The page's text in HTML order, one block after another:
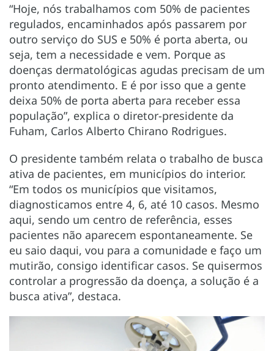
“Hoje, nós trabalhamos com 50% de pacientes
regulados, encaminhados após passarem por
outro serviço do SUS e 50% é porta aberta, ou
seja, tem a necessidade e vem. Porque as
doenças dermatológicas agudas precisam de um
pronto atendimento. E é por isso que a gente
deixa 50% de porta aberta para receber essa
população”, explica o diretor-presidente da
Fuham, Carlos Alberto Chirano Rodrigues.
O presidente também relata o trabalho de busca
ativa de pacientes, em municípios do interior.
“Em todos os municípios que visitamos,
diagnosticamos entre 4, 6, até 10 casos. Mesmo
aqui, sendo um centro de referência, esses
pacientes não aparecem espontaneamente. Se
eu saio daqui, vou para a comunidade e faço um
mutirão, consigo identificar casos. Se quisermos
controlar a progressão da doença, a solução é a
busca ativa”, destaca.